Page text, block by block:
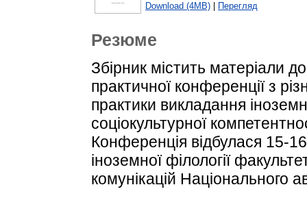
Download (4MB) Перегляд
Резюме
Збірник містить матеріали
практичної конференції з
практики викладання
соціокультурної
Конференція відбулася 15-
іноземної філології
комунікацій Національного